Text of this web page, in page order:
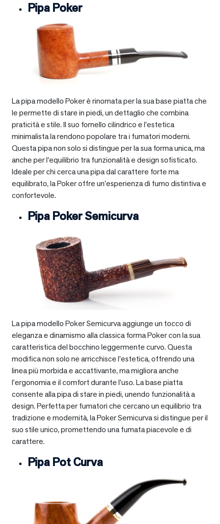
Pipa Poker
La pipa modello Poker è rinomata per la sua base piatta che
le permette di stare in piedi, un dettaglio che combina
praticità e stile. Il suo fornello cilindrico e l’estetica
minimalista la rendono popolare tra i fumatori moderni.
Questa pipa non solo si distingue per la sua forma unica, ma
anche per l’equilibrio tra funzionalità e design sofisticato.
Ideale per chi cerca una pipa dal carattere forte ma
equilibrato, la Poker offre un’esperienza di fumo distintiva e
confortevole.
Pipa Poker Semicurva
La pipa modello Poker Semicurva aggiunge un tocco di
eleganza e dinamismo alla classica forma Poker con la sua
caratteristica del bocchino leggermente curvo. Questa
modifica non solo ne arricchisce l’estetica, offrendo una
linea più morbida e accattivante, ma migliora anche
l’ergonomia e il comfort durante l’uso. La base piatta
consente alla pipa di stare in piedi, unendo funzionalità a
design. Perfetta per fumatori che cercano un equilibrio tra
tradizione e modernità, la Poker Semicurva si distingue per il
suo stile unico, promettendo una fumata piacevole e di
carattere.
Pipa Pot Curva